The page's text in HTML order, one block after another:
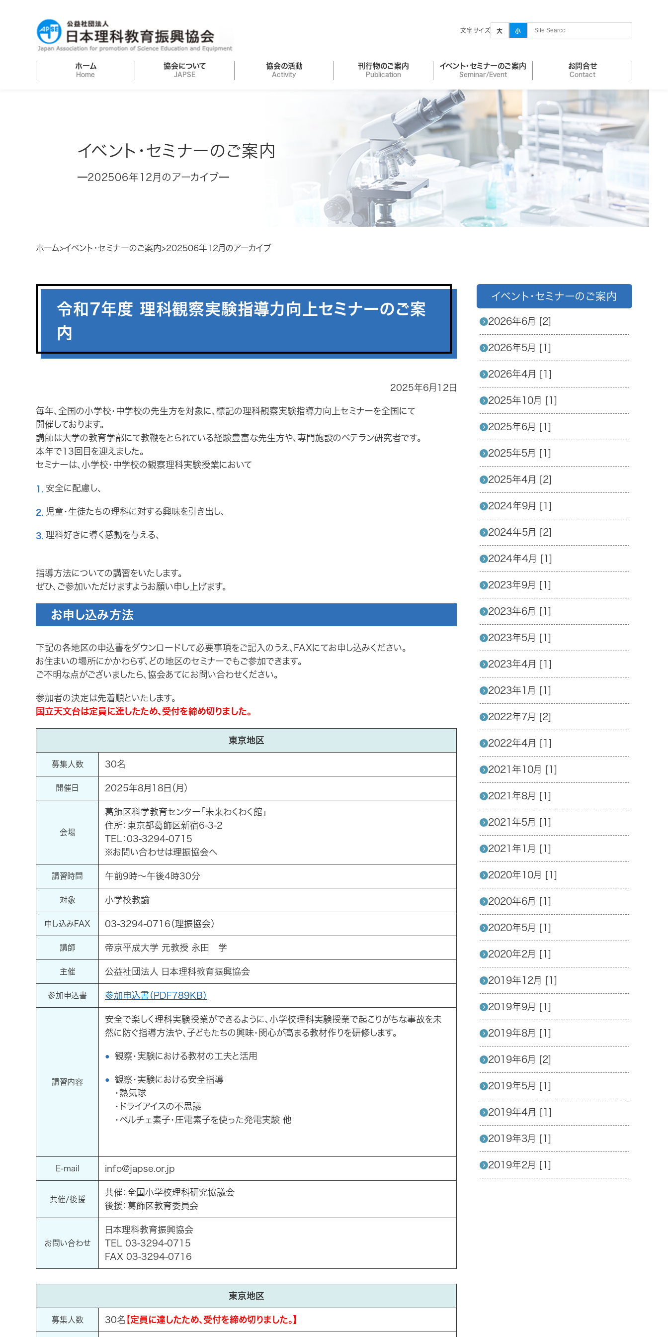
文字サイズ 大 小
ホーム
Home
協会について
JAPSE
協会の活動
Activity
刊行物のご案内
Publication
イベント・セミナーのご案内
Seminar/Event
お問合せ
Contact
イベント・セミナーのご案内
202506年12月のアーカイブ
ホーム イベント・セミナーのご案内 202506年12月のアーカイブ
令和7年度 理科観察実験指導力向上セミナーのご案
内
2025年6月12日
毎年、全国の小学校・中学校の先生方を対象に、標記の理科観察実験指導力向上セミナーを全国にて
開催しております。
講師は大学の教育学部にて教鞭をとられている経験豊富な先生方や、専門施設のベテラン研究者です。
本年で13回目を迎えました。
セミナーは、小学校・中学校の観察理科実験授業において
安全に配慮し、
児童・生徒たちの理科に対する興味を引き出し、
理科好きに導く感動を与える、
指導方法についての講習をいたします。
ぜひ、ご参加いただけますようお願い申し上げます。
お申し込み方法
下記の各地区の申込書をダウンロードして必要事項をご記入のうえ、FAXにてお申し込みください。
お住まいの場所にかかわらず、どの地区のセミナーでもご参加できます。
ご不明な点がございましたら、協会あてにお問い合わせください。
参加者の決定は先着順といたします。
国立天文台は定員に達したため、受付を締め切りました。
東京地区
募集人数 30名
開催日 2025年8月18日（月）
会場
葛飾区科学教育センター「未来わくわく館」
住所：東京都葛飾区新宿6-3-2
TEL：03-3294-0715
※お問い合わせは理振協会へ
講習時間 午前9時～午後4時30分
対象 小学校教諭
申し込みFAX 03-3294-0716（理振協会）
講師 帝京平成大学 元教授 永田 学
主催 公益社団法人 日本理科教育振興協会
参加申込書 参加申込書（PDF789KB）
講習内容
安全で楽しく理科実験授業ができるように、小学校理科実験授業で起こりがちな事故を未
然に防ぐ指導方法や、子どもたちの興味・関心が高まる教材作りを研修します。
観察・実験における教材の工夫と活用
観察・実験における安全指導
・熱気球
・ドライアイスの不思議
・ペルチェ素子・圧電素子を使った発電実験 他
E-mail info@japse.or.jp
共催/後援
共催：全国小学校理科研究協議会
後援：葛飾区教育委員会
お問い合わせ
日本理科教育振興協会
TEL 03-3294-0715
FAX 03-3294-0716
東京地区
募集人数 30名 【定員に達したため、受付を締め切りました。】
イベント・セミナーのご案内
2026年6月 [2]
2026年5月 [1]
2026年4月 [1]
2025年10月 [1]
2025年6月 [1]
2025年5月 [1]
2025年4月 [2]
2024年9月 [1]
2024年5月 [2]
2024年4月 [1]
2023年9月 [1]
2023年6月 [1]
2023年5月 [1]
2023年4月 [1]
2023年1月 [1]
2022年7月 [2]
2022年4月 [1]
2021年10月 [1]
2021年8月 [1]
2021年5月 [1]
2021年1月 [1]
2020年10月 [1]
2020年6月 [1]
2020年5月 [1]
2020年2月 [1]
2019年12月 [1]
2019年9月 [1]
2019年8月 [1]
2019年6月 [2]
2019年5月 [1]
2019年4月 [1]
2019年3月 [1]
2019年2月 [1]